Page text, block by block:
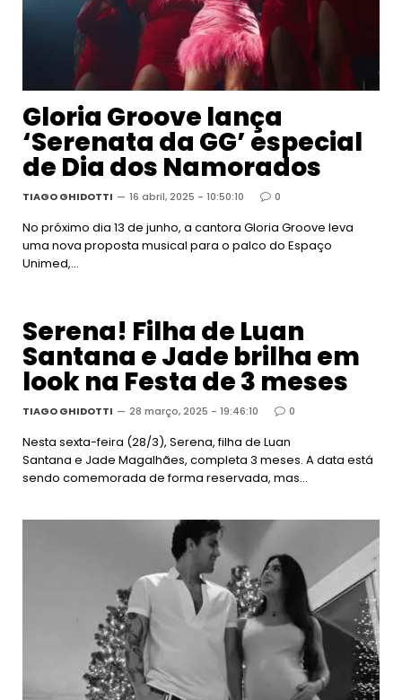
Gloria Groove lança
‘Serenata da GG’ especial
de Dia dos Namorados
TIAGO GHIDOTTI 16 abril, 2025 - 10:50:10 0
No próximo dia 13 de junho, a cantora Gloria Groove leva
uma nova proposta musical para o palco do Espaço
Unimed,…
Serena! Filha de Luan
Santana e Jade brilha em
look na Festa de 3 meses
TIAGO GHIDOTTI 28 março, 2025 - 19:46:10 0
Nesta sexta-feira (28/3), Serena, filha de Luan
Santana e Jade Magalhães, completa 3 meses. A data está
sendo comemorada de forma reservada, mas…